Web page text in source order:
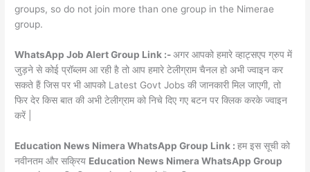
groups, so do not join more than one group in the Nimerae
group.
WhatsApp Job Alert Group Link :-अगर आपको हमारे व्हाट्सएप ग्रुप में
जुड़ने से कोई प्रॉब्लम आ रही है तो आप हमारे टेलीग्राम चैनल हो अभी ज्वाइन कर
सकते हैं जिस पर भी आपको Latest Govt Jobs की जानकारी मिल जाएगी, तो
फिर देर किस बात की अभी टेलीग्राम को निचे दिए गए बटन पर क्लिक करके ज्वाइन
करें |
Education News Nimera WhatsApp Group Link :हम इस सूची को
नवीनतम और सक्रिय Education News Nimera WhatsApp Group